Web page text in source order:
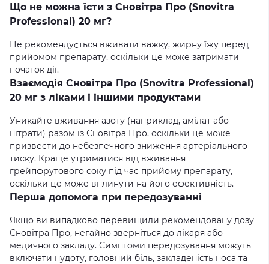
Що не можна їсти з Сновітра Про (Snovitra
Professional) 20 мг?
Не рекомендується вживати важку, жирну їжу перед
прийомом препарату, оскільки це може затримати
початок дії.
Взаємодія Сновітра Про (Snovitra Professional)
20 мг з ліками і іншими продуктами
Уникайте вживання азоту (наприклад, амілат або
нітрати) разом із Сновітра Про, оскільки це може
призвести до небезпечного зниження артеріального
тиску. Краще утриматися від вживання
грейпфрутового соку під час прийому препарату,
оскільки це може вплинути на його ефективність.
Перша допомога при передозуванні
Якщо ви випадково перевищили рекомендовану дозу
Сновітра Про, негайно зверніться до лікаря або
медичного закладу. Симптоми передозування можуть
включати нудоту, головний біль, закладеність носа та